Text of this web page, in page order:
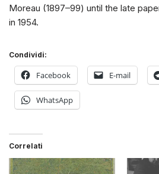
Moreau (1897–99) until the late
in 1954.
Condividi:
Facebook E-mail
WhatsApp
Correlati